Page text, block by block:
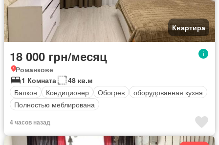
Квартира
18 000 грн/месяц
Романкове
1 Комната
48 кв.м
Балкон
Кондиционер Обогрев
оборудованная кухня
Полностью меблирована
4 часов назад